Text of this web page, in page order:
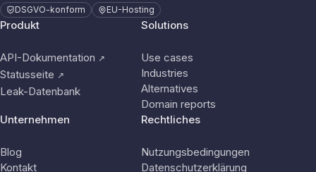
DSGVO-konform EU-Hosting
Produkt
API-Dokumentation ↗
Statusseite ↗
Leak-Datenbank
Solutions
Use cases
Industries
Alternatives
Domain reports
Unternehmen
Blog
Kontakt
Rechtliches
Nutzungsbedingungen
Datenschutzerklärung